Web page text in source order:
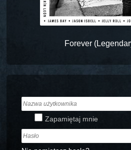
Forever
Zapamiętaj mnie